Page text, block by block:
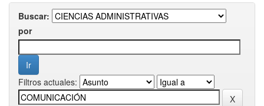
Buscar:
por
Filtros actuales: